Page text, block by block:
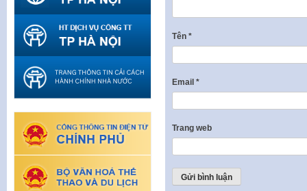
Tên *
Email *
Trang web